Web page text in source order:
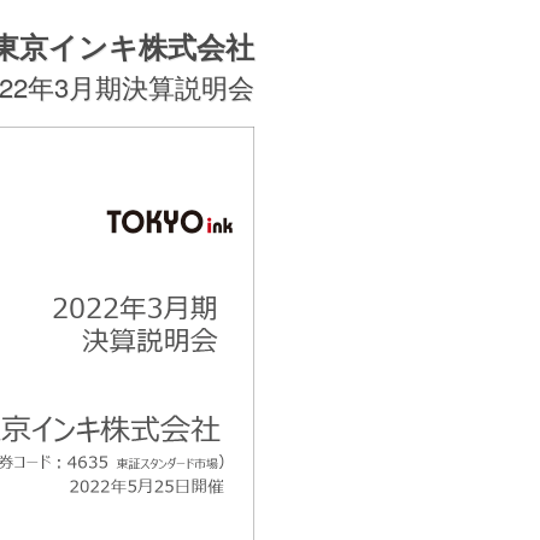
京インキ株式会社
年3月期決算説明会